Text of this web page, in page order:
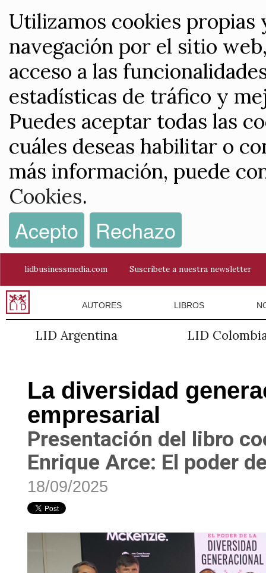
Utilizamos cookies
navegación por el sitio
acceso a las
estadísticas de tráfico y
Puedes aceptar todas las
cuáles deseas habilitar o
más información, puede
Cookies.
Acepto Rechazo
lidbusinessmedia.com Suscríbete a nuestra newsletter
AUTORES LIBROS
LID Argentina LID
La diversidad
empresarial
Presentación del libro
Enrique Arce: El poder
18/09/2025